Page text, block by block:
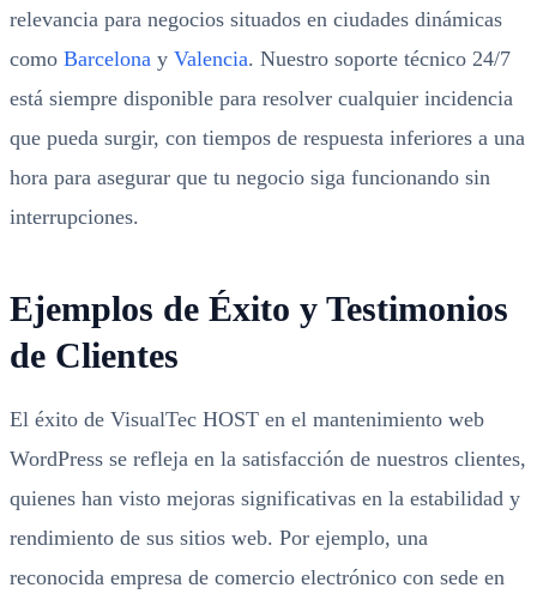
relevancia para negocios situados en ciudades dinámicas
como Barcelona y Valencia. Nuestro soporte técnico 24/7
está siempre disponible para resolver cualquier incidencia
que pueda surgir, con tiempos de respuesta inferiores a una
hora para asegurar que tu negocio siga funcionando sin
interrupciones.
Ejemplos de Éxito y Testimonios
de Clientes
El éxito de VisualTec HOST en el mantenimiento web
WordPress se refleja en la satisfacción de nuestros clientes,
quienes han visto mejoras significativas en la estabilidad y
rendimiento de sus sitios web. Por ejemplo, una
reconocida empresa de comercio electrónico con sede en